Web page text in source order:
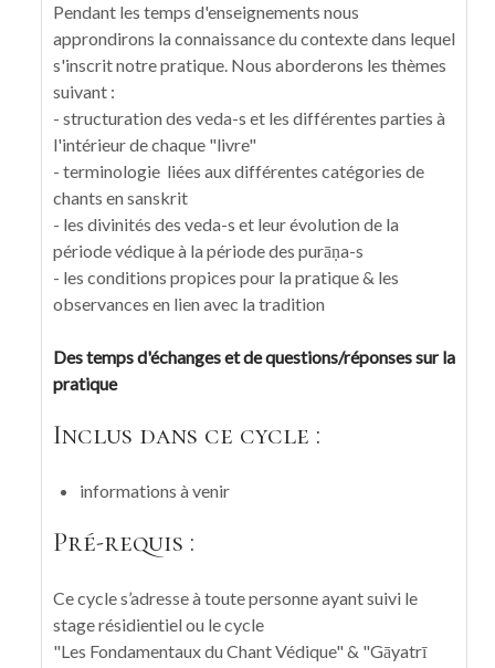
Pendant les temps d'enseignements nous
approndirons la connaissance du contexte dans lequel
s'inscrit notre pratique. Nous aborderons les thèmes
suivant :
- structuration des veda-s et les différentes parties à
l'intérieur de chaque "livre"
- terminologie liées aux différentes catégories de
chants en sanskrit
- les divinités des veda-s et leur évolution de la
période védique à la période des purāṇa-s
- les conditions propices pour la pratique & les
observances en lien avec la tradition
Des temps d'échanges et de questions/réponses sur la
pratique
Inclus dans ce cycle :
informations à venir
Pré-requis :
Ce cycle s’adresse à toute personne ayant suivi le
stage résidientiel ou le cycle
"Les Fondamentaux du Chant Védique" & "Gāyatrī